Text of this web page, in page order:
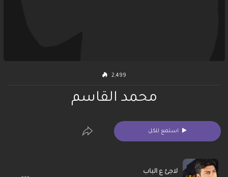
2,499
محمد القاسم
استمع للكل
لاجئ ع الباب